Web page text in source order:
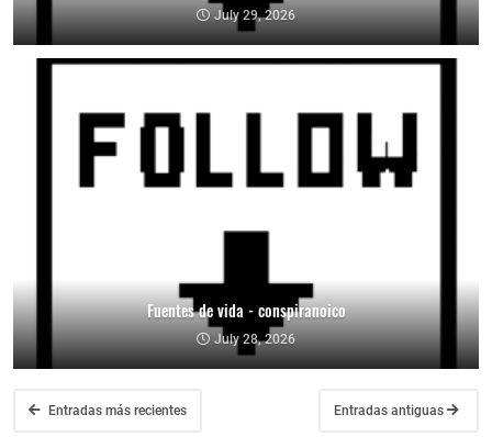
July 29, 2026
Fuentes de vida - conspiranoico
July 28, 2026
Entradas más recientes Entradas antiguas